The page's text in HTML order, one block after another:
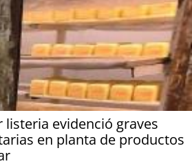
listeria evidenció graves
en planta de productos